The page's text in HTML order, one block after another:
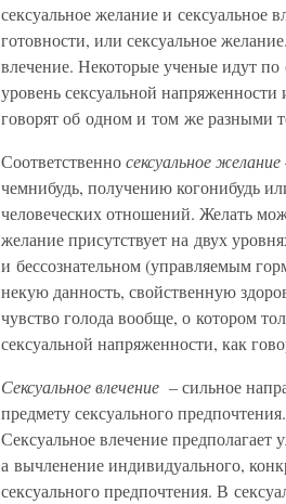
сексуальное желание и сексуальное
готовности, или сексуальное
влечение. Некоторые ученые идут
уровень сексуальной напряженности
говорят об одном и том же разными
Соответственносексуальное желание
чемнибудь, получению когонибудь
человеческих отношений. Желать
желание присутствует на двух
и бессознательном (управляемым
некую данность, свойственную
чувство голода вообще, о котором
сексуальной напряженности, как
Сексуальное влечение – сильное
предмету сексуального
Сексуальное влечение
а вычленение индивидуального,
сексуального предпочтения. В